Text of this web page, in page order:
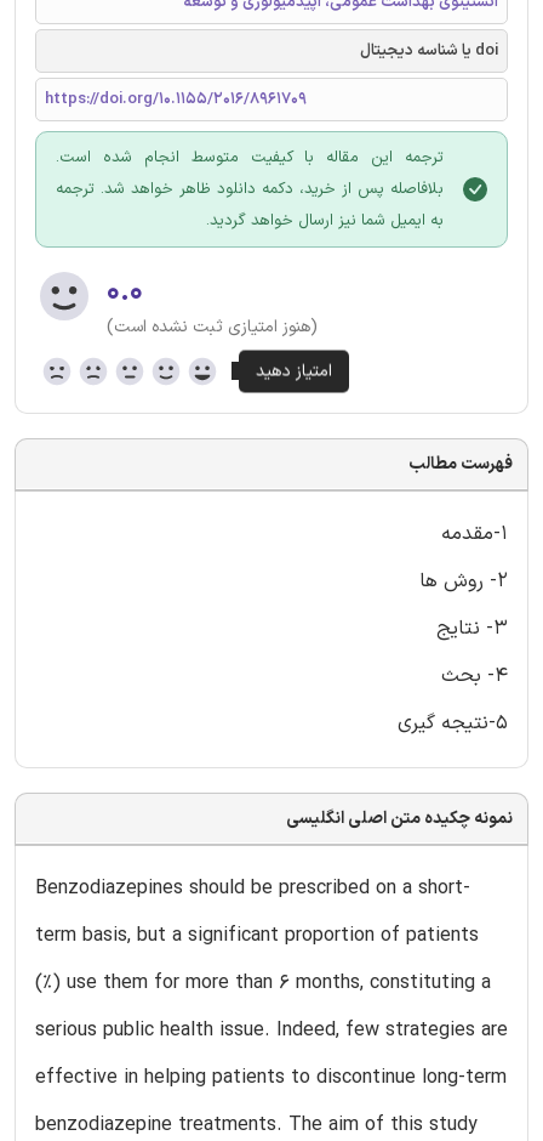
doi یا شناسه دیجیتال
https://doi.org/10.1155/2016/8961709
ترجمه این مقاله با کیفیت متوسط انجام شده است.
بلافاصله پس از خرید، دکمه دانلود ظاهر خواهد شد. ترجمه
به ایمیل شما نیز ارسال خواهد گردید.
۰.۰
(هنوز امتیازی ثبت نشده است)
فهرست مطالب
1-مقدمه
2- روش ها
3- نتایج
4- بحث
5-نتیجه گیری
نمونه چکیده متن اصلی انگلیسی
Benzodiazepines should be prescribed on a short-
term basis, but a significant proportion of patients
(%) use them for more than 6 months, constituting a
serious public health issue. Indeed, few strategies are
effective in helping patients to discontinue long-term
benzodiazepine treatments. The aim of this study